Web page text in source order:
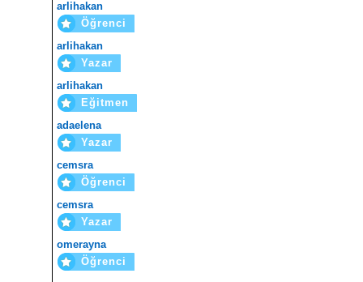
arlihakan
Öğrenci
arlihakan
Yazar
arlihakan
Eğitmen
adaelena
Yazar
cemsra
Öğrenci
cemsra
Yazar
omerayna
Öğrenci